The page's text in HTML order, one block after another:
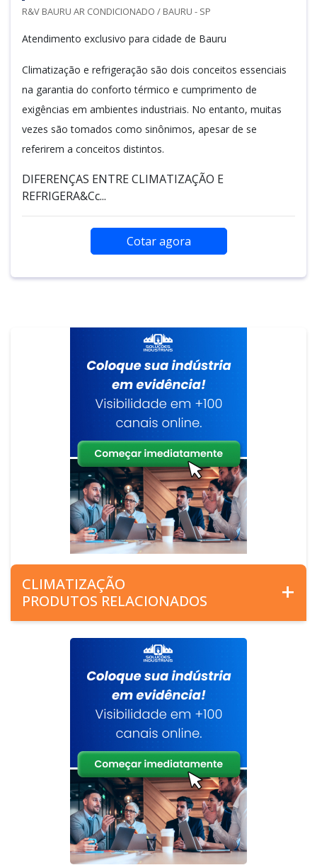
R&V BAURU AR CONDICIONADO / BAURU - SP
Atendimento exclusivo para cidade de Bauru
Climatização e refrigeração são dois conceitos essenciais
na garantia do conforto térmico e cumprimento de
exigências em ambientes industriais. No entanto, muitas
vezes são tomados como sinônimos, apesar de se
referirem a conceitos distintos.
DIFERENÇAS ENTRE CLIMATIZAÇÃO E
REFRIGERA&Cc...
Cotar agora
CLIMATIZAÇÃO
PRODUTOS RELACIONADOS